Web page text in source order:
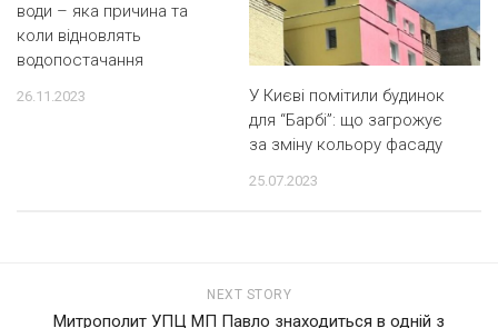
води – яка причина та
коли відновлять
водопостачання
26.11.2023
У Києві помітили будинок
для “Барбі”: що загрожує
за зміну кольору фасаду
25.07.2023
NEXT STORY
Митрополит УПЦ МП Павло знаходиться в одній з